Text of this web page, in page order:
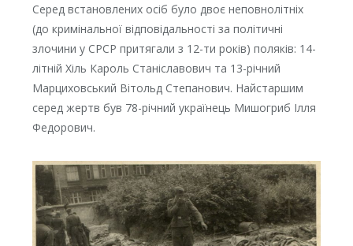
Серед встановлених осіб було двоє неповнолітніх
(до кримінальної відповідальності за політичні
злочини у СРСР притягали з 12-ти років) поляків: 14-
літній Хіль Кароль Станіславович та 13-річний
Марциховський Вітольд Степанович. Найстаршим
серед жертв був 78-річний українець Мишогриб Ілля
Федорович.